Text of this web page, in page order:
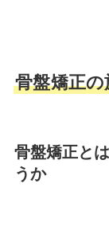
骨盤矯正
骨盤矯正と
うか